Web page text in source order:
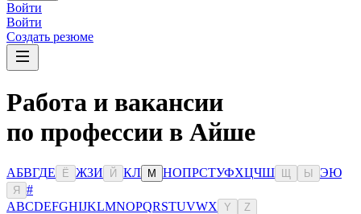
Войти
Войти
Создать резюме
Работа и вакансии
по профессии в Айше
АБВГДЕ Ё ЖЗИ Й КЛ М НОПРСТУФХЦЧШ Ы ЭЮ
Я
#
ABCDEFGHIJKLMNOPQRSTUVWX Y Z